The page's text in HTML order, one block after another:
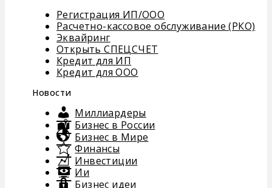
Регистрация ИП/ООО
Расчетно-кассовое обслуживание (РКО)
Эквайринг
Открыть СПЕЦСЧЕТ
Кредит для ИП
Кредит для ООО
Новости
Миллиардеры
Бизнес в России
Бизнес в Мире
Финансы
Инвестиции
Ии
Бизнес идеи